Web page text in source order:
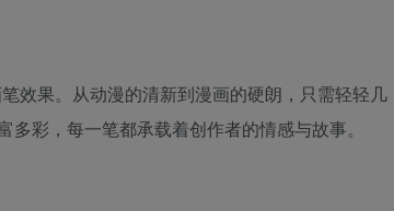
效果。从动漫的清新到漫画的硬朗，只需轻轻几
彩，每一笔都承载着创作者的情感与故事。